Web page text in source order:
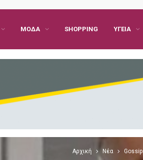
ΜΌΔΑ SHOPPING ΥΓΕΊΑ
Αρχική Νέα Gossip